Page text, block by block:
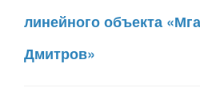
линейного объекта
Дмитров»